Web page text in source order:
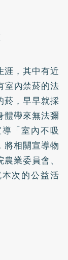
涯，其中有近
室內禁菸的法
菸，早早就採
體帶來無法彌
「室內不吸
將相關宣導物
業委員會、
次的公益活